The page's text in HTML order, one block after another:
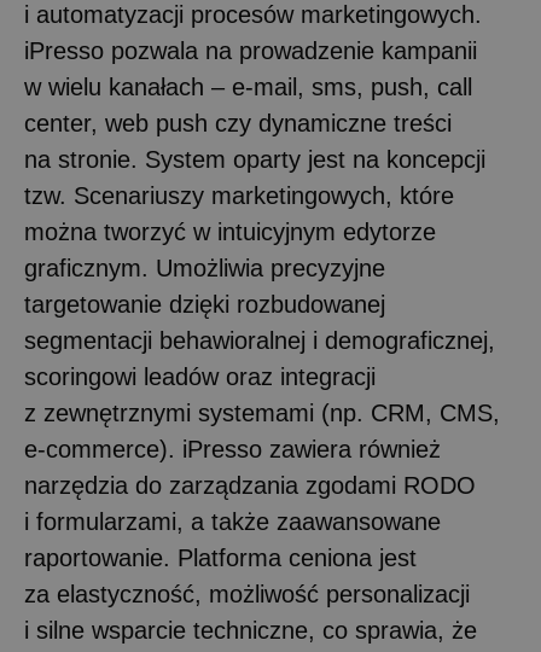
i automatyzacji procesów marketingowych.
iPresso pozwala na prowadzenie kampanii
w wielu kanałach – e-mail, sms, push, call
center, web push czy dynamiczne treści
na stronie. System oparty jest na koncepcji
tzw. Scenariuszy marketingowych, które
można tworzyć w intuicyjnym edytorze
graficznym. Umożliwia precyzyjne
targetowanie dzięki rozbudowanej
segmentacji behawioralnej i demograficznej,
scoringowi leadów oraz integracji
z zewnętrznymi systemami (np. CRM, CMS,
e-commerce). iPresso zawiera również
narzędzia do zarządzania zgodami RODO
i formularzami, a także zaawansowane
raportowanie. Platforma ceniona jest
za elastyczność, możliwość personalizacji
i silne wsparcie techniczne, co sprawia, że